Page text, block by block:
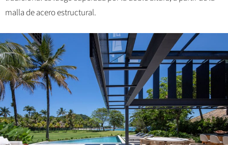
malla de acero estructural.